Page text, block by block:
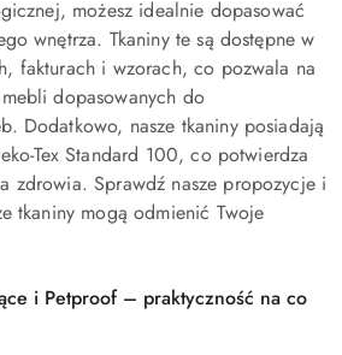
możesz idealnie dopasować
wnętrza. Tkaniny te są dostępne w
fakturach i wzorach, co pozwala na
dopasowanych do
Dodatkowo, nasze tkaniny posiadają
Tex Standard 100, co potwierdza
zdrowia. Sprawdź nasze propozycje i
tkaniny mogą odmienić Twoje
i Petproof – praktyczność na co